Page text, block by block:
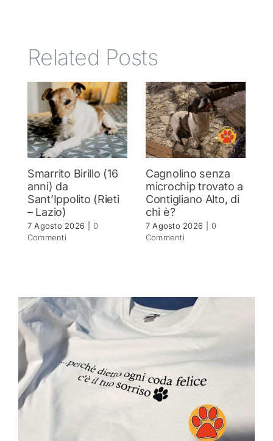
Related Posts
Smarrito Birillo (16
anni) da
Sant’Ippolito (Rieti
– Lazio)
7 Agosto 2026
0
Commenti
Cagnolino senza
microchip trovato a
Contigliano Alto, di
chi è?
7 Agosto 2026
0
Commenti